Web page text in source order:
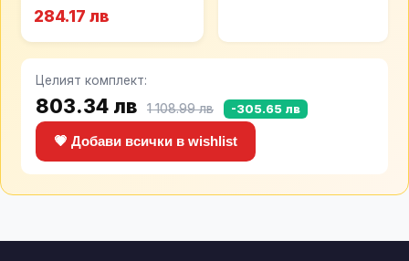
284.17 лв
Целият комплект:
803.34 лв 1 108.99 лв -305.65 лв
💗 Добави всички в wishlist